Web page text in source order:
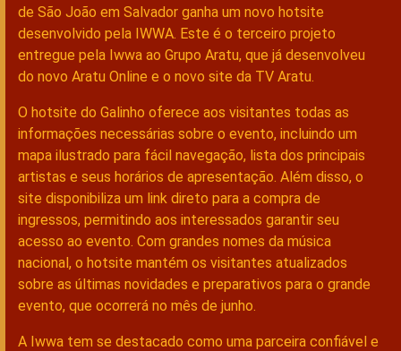
de São João em Salvador ganha um novo hotsite
desenvolvido pela IWWA. Este é o terceiro projeto
entregue pela Iwwa ao Grupo Aratu, que já desenvolveu
do novo Aratu Online e o novo site da TV Aratu.
O hotsite do Galinho oferece aos visitantes todas as
informações necessárias sobre o evento, incluindo um
mapa ilustrado para fácil navegação, lista dos principais
artistas e seus horários de apresentação. Além disso, o
site disponibiliza um link direto para a compra de
ingressos, permitindo aos interessados garantir seu
acesso ao evento. Com grandes nomes da música
nacional, o hotsite mantém os visitantes atualizados
sobre as últimas novidades e preparativos para o grande
evento, que ocorrerá no mês de junho.
A Iwwa tem se destacado como uma parceira confiável e